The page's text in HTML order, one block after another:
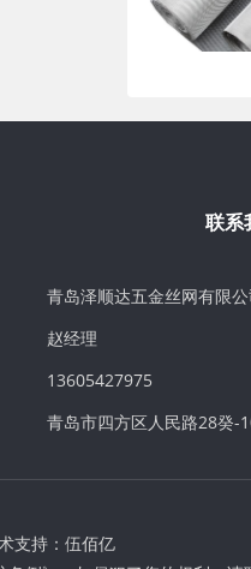
联系
青岛泽顺达五金丝网有限公
赵经理
13605427975
青岛市四方区人民路28癸-
支持： 伍佰亿